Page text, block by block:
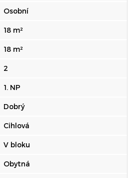
Osobní
18 m²
18 m²
2
1. NP
Dobrý
Cihlová
V bloku
Obytná